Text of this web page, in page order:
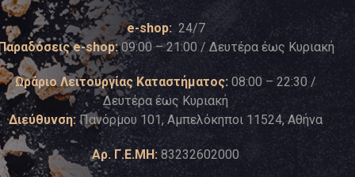
e-shop: 24/7
e-shop:09:00 – 21:00 / Δευτέρα έως Κυριακή
Ωράριο Λειτουργίας Καταστήματος: 08:00 – 22:30 /
Δευτέρα έως Κυριακή
Διεύθυνση: Πανόρμου 101, Αμπελόκηποι 11524, Αθήνα
Αρ. Γ.Ε.ΜΗ: 83232602000